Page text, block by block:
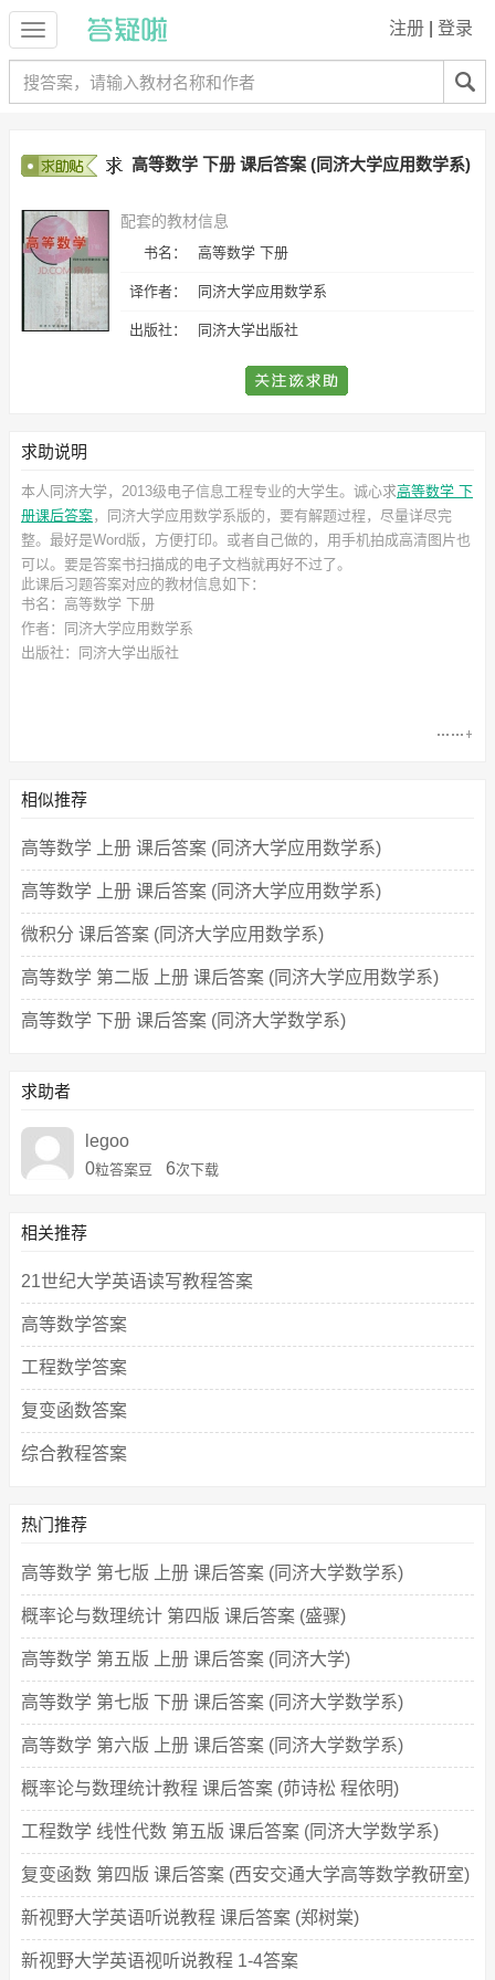
注册 登录
高等数学 下册 课后答案 (同济大学应用数学系)
配套的教材信息
书名： 高等数学 下册
译作者： 同济大学应用数学系
出版社： 同济大学出版社
求助说明
本人同济大学，2013级电子信息工程专业的大学生。诚心求高等数学 下
册课后答案，同济大学应用数学系版的，要有解题过程，尽量详尽完
整。最好是Word版，方便打印。或者自己做的，用手机拍成高清图片也
可以。要是答案书扫描成的电子文档就再好不过了。
此课后习题答案对应的教材信息如下：
书名：高等数学 下册
作者：同济大学应用数学系
出版社：同济大学出版社
相似推荐
高等数学 上册 课后答案 (同济大学应用数学系)
高等数学 上册 课后答案 (同济大学应用数学系)
微积分 课后答案 (同济大学应用数学系)
高等数学 第二版 上册 课后答案 (同济大学应用数学系)
高等数学 下册 课后答案 (同济大学数学系)
求助者
legoo
0粒答案豆 6次下载
相关推荐
21世纪大学英语读写教程答案
高等数学答案
工程数学答案
复变函数答案
综合教程答案
热门推荐
高等数学 第七版 上册 课后答案 (同济大学数学系)
概率论与数理统计 第四版 课后答案 (盛骤)
高等数学 第五版 上册 课后答案 (同济大学)
高等数学 第七版 下册 课后答案 (同济大学数学系)
高等数学 第六版 上册 课后答案 (同济大学数学系)
概率论与数理统计教程 课后答案 (茆诗松 程依明)
工程数学 线性代数 第五版 课后答案 (同济大学数学系)
复变函数 第四版 课后答案 (西安交通大学高等数学教研室)
新视野大学英语听说教程 课后答案 (郑树棠)
新视野大学英语视听说教程 1-4答案